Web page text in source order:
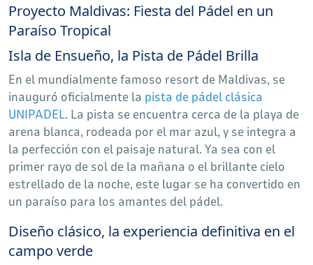
Proyecto Maldivas: Fiesta del Pádel en un
Paraíso Tropical
Isla de Ensueño, la Pista de Pádel Brilla
En el mundialmente famoso resort de Maldivas, se
inauguró oficialmente la pista de pádel clásica
UNIPADEL. La pista se encuentra cerca de la playa de
arena blanca, rodeada por el mar azul, y se integra a
la perfección con el paisaje natural. Ya sea con el
primer rayo de sol de la mañana o el brillante cielo
estrellado de la noche, este lugar se ha convertido en
un paraíso para los amantes del pádel.
Diseño clásico, la experiencia definitiva en el
campo verde